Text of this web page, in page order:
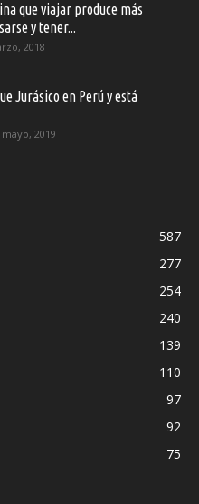
que viajar produce más
y tener...
2018
Jurásico en Perú y está
mayo, 2019
587
277
254
240
139
110
97
92
75